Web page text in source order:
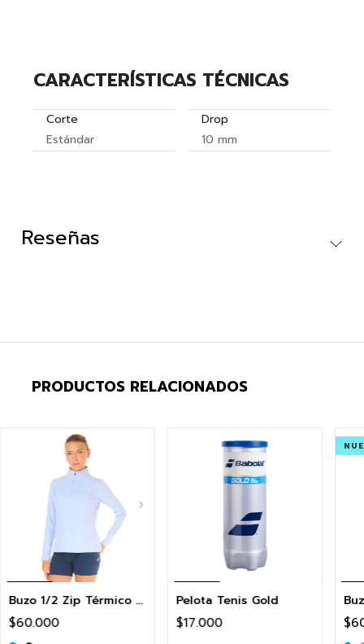
CARACTERÍSTICAS TÉCNICAS
Corte
Estándar
Drop
10 mm
Reseñas
PRODUCTOS RELACIONADOS
Buzo 1/2 Zip Térmico Mujer Exercise
$60.000
Pelota Tenis Gold
$17.000